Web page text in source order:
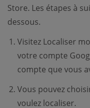
Store. Les étapes à
dessous.
Visitez Localiser
votre compte
compte que vous
Vous pouvez
voulez localiser.